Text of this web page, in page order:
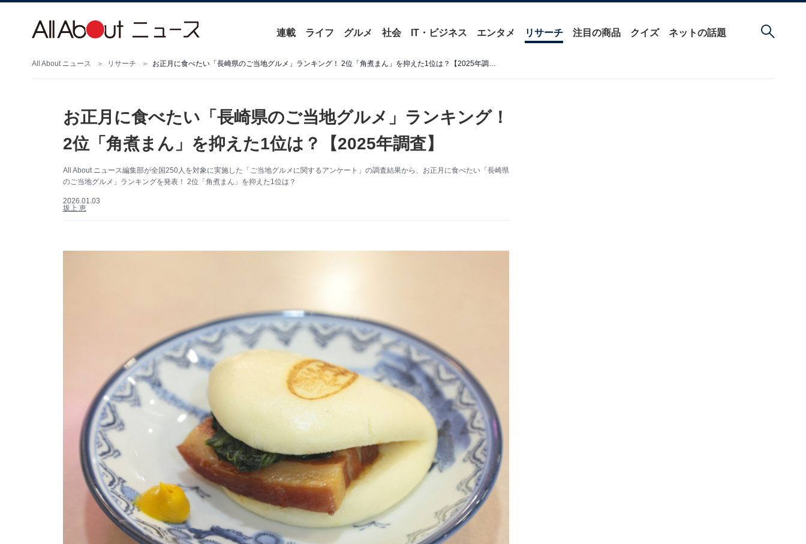
連載 ライフ グルメ 社会 IT・ビジネス エンタメ リサーチ 注目の商品 クイズ ネットの話題
All About ニュース リサーチ お正月に食べたい「長崎県のご当地グルメ」ランキング！ 2位「角煮まん」を抑えた1位は？【2025年調査】
お正月に食べたい「長崎県のご当地グルメ」ランキング！
2位「角煮まん」を抑えた1位は？【2025年調査】
All About ニュース編集部が全国250人を対象に実施した「ご当地グルメに関するアンケート」の調査結果から、お正月に食べたい「長崎県
のご当地グルメ」ランキングを発表！ 2位「角煮まん」を抑えた1位は？
2026.01.03
坂上 恵